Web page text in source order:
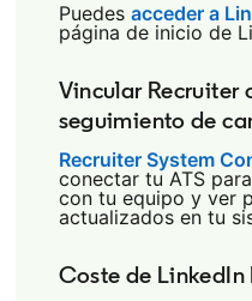
Puedes acceder a
página de inicio de
Vincular Recruiter
seguimiento de
Recruiter System
conectar tu ATS
con tu equipo y ver
actualizados en tu
Coste de LinkedIn